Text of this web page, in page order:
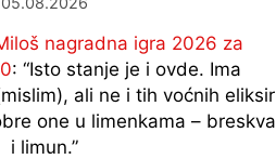
nagradna igra 2026 za
: “Isto stanje je i ovde. Ima
ali ne i tih voćnih eliksir
one u limenkama – breskva
i limun.”